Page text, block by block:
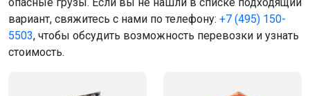
опасные грузы. Если вы не нашли в списке подходящий
вариант, свяжитесь с нами по телефону: +7 (495) 150-
5503, чтобы обсудить возможность перевозки и узнать
стоимость.